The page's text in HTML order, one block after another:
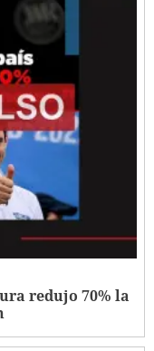
redujo 70% la